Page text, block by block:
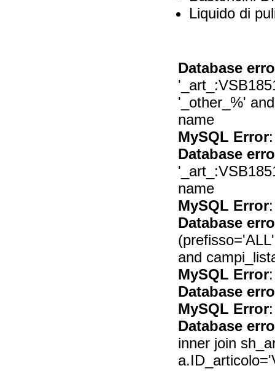
Liquido di
Database
'_other_%'
name
MySQL Error
Database
name
MySQL Error
Database
and
MySQL Error
Database
MySQL Error
Database
inner join